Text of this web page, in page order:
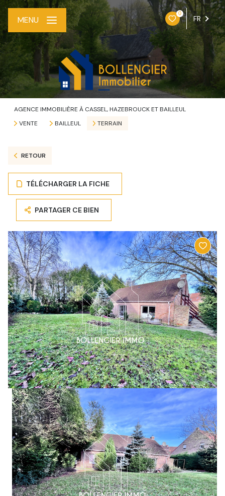
0
FR
MENU
AGENCE IMMOBILIÈRE À CASSEL, HAZEBROUCK ET BAILLEUL
VENTE
BAILLEUL TERRAIN
RETOUR
TÉLÉCHARGER LA FICHE
PARTAGER CE BIEN